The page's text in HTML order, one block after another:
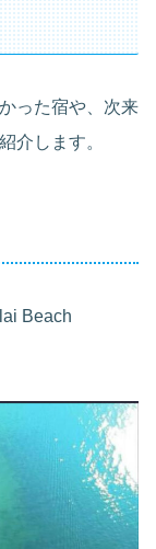
った宿や、次来
介します。
Beach